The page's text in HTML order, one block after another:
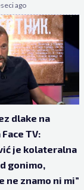
ago
dlake na
TV:
je kolateralna
gonimo,
ne znamo ni mi”